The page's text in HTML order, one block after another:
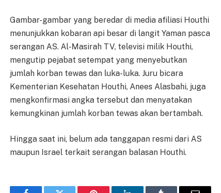
Gambar-gambar yang beredar di media afiliasi Houthi
menunjukkan kobaran api besar di langit Yaman pasca
serangan AS. Al-Masirah TV, televisi milik Houthi,
mengutip pejabat setempat yang menyebutkan
jumlah korban tewas dan luka-luka. Juru bicara
Kementerian Kesehatan Houthi, Anees Alasbahi, juga
mengkonfirmasi angka tersebut dan menyatakan
kemungkinan jumlah korban tewas akan bertambah.
Hingga saat ini, belum ada tanggapan resmi dari AS
maupun Israel terkait serangan balasan Houthi.